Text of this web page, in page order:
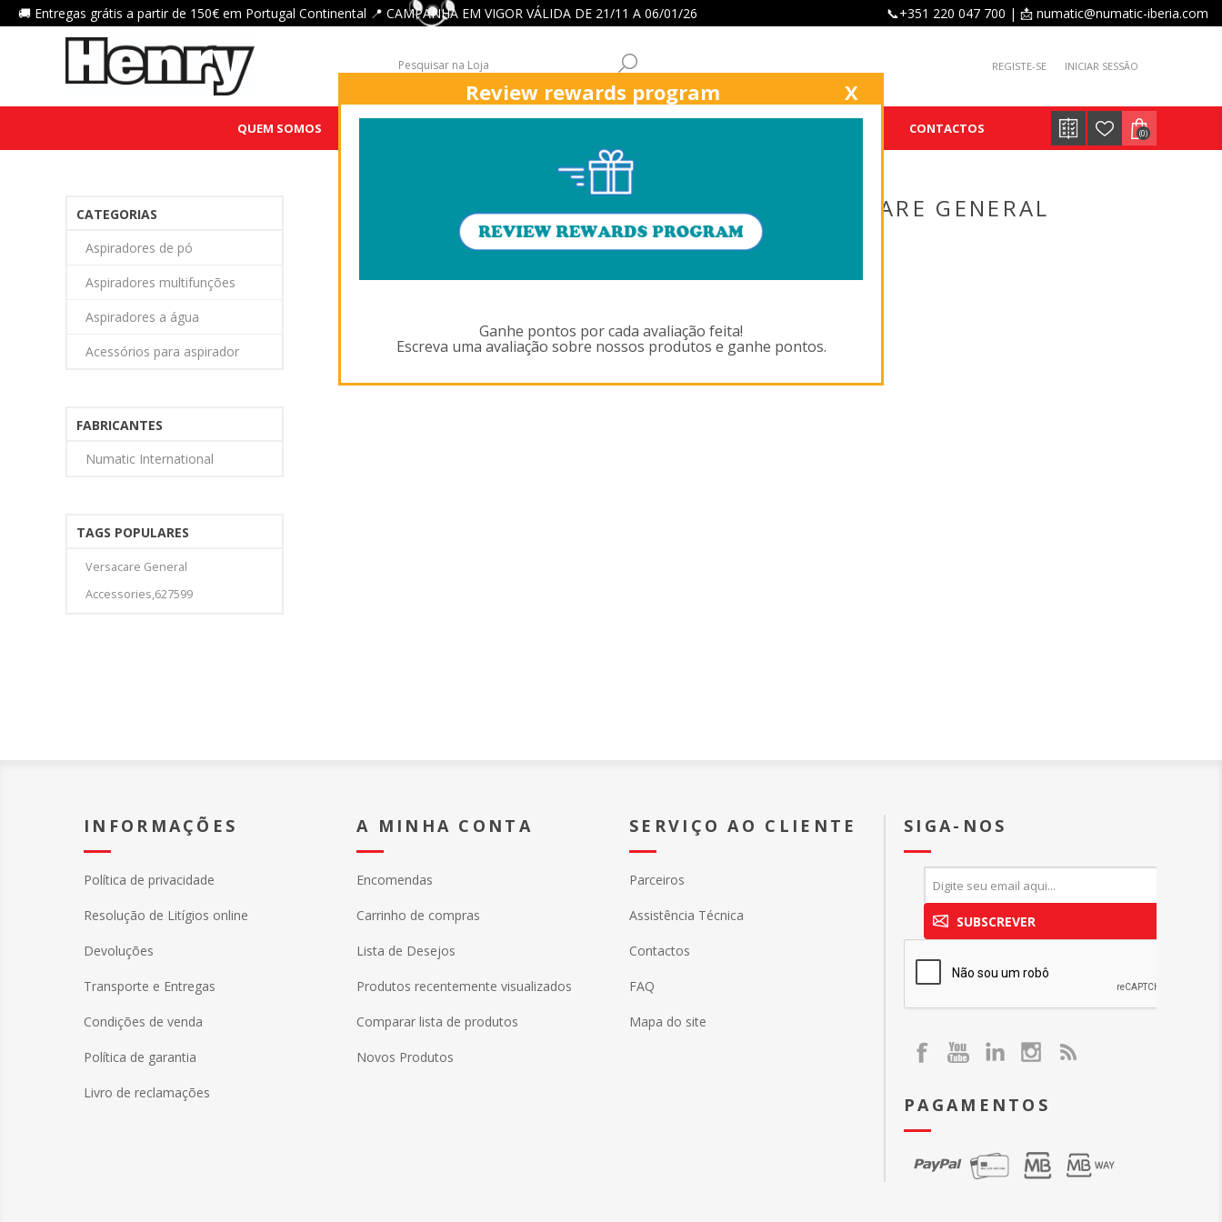
🚚 Entregas grátis a partir de 150€ em Portugal Continental 📍 CAMPANHA EM VIGOR VÁLIDA DE 21/11 A 06/01/26 📞+351 220 047 700 | 📩 numatic@numatic-iberia.com
REGISTE-SE INICIAR SESSÃO
QUEM SOMOS CONTACTOS (0)
PRODUTOS MARCADOS COM 'VERSACARE GENERAL
ACCESSORIES,905227'
CATEGORIAS
Aspiradores de pó
Aspiradores multifunções
Aspiradores a água
Acessórios para aspirador
FABRICANTES
Numatic International
TAGS POPULARES
Versacare General
Accessories,627599
INFORMAÇÕES
Política de privacidade
Resolução de Litígios online
Devoluções
Transporte e Entregas
Condições de venda
Política de garantia
Livro de reclamações
A MINHA CONTA
Encomendas
Carrinho de compras
Lista de Desejos
Produtos recentemente visualizados
Comparar lista de produtos
Novos Produtos
SERVIÇO AO CLIENTE
Parceiros
Assistência Técnica
Contactos
FAQ
Mapa do site
SIGA-NOS
SUBSCREVER
PAGAMENTOS
Review rewards program X
Ganhe pontos por cada avaliação feita!
Escreva uma avaliação sobre nossos produtos e ganhe pontos.